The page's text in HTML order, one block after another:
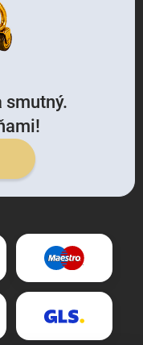
smutný.